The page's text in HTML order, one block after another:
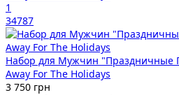
1
34787
Набор для Мужчин "Праздничные
Away For The Holidays
3 750 грн